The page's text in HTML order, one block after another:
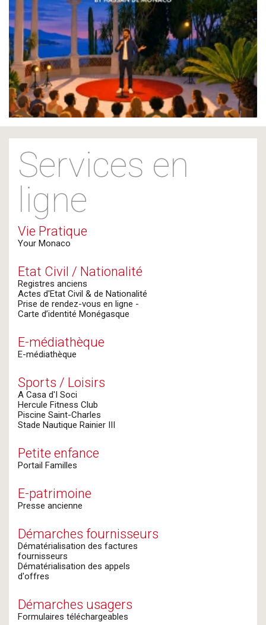
Services en
ligne
Vie Pratique
Your Monaco
Etat Civil / Nationalité
Registres anciens
Actes d'Etat Civil & de Nationalité
Prise de rendez-vous en ligne -
Carte d’identité Monégasque
E-médiathèque
E-médiathèque
Sports / Loisirs
A Casa d'I Soci
Hercule Fitness Club
Piscine Saint-Charles
Stade Nautique Rainier III
Petite enfance
Portail Familles
E-patrimoine
Presse ancienne
Démarches fournisseurs
Dématérialisation des factures
fournisseurs
Dématérialisation des appels
d'offres
Démarches usagers
Formulaires téléchargeables